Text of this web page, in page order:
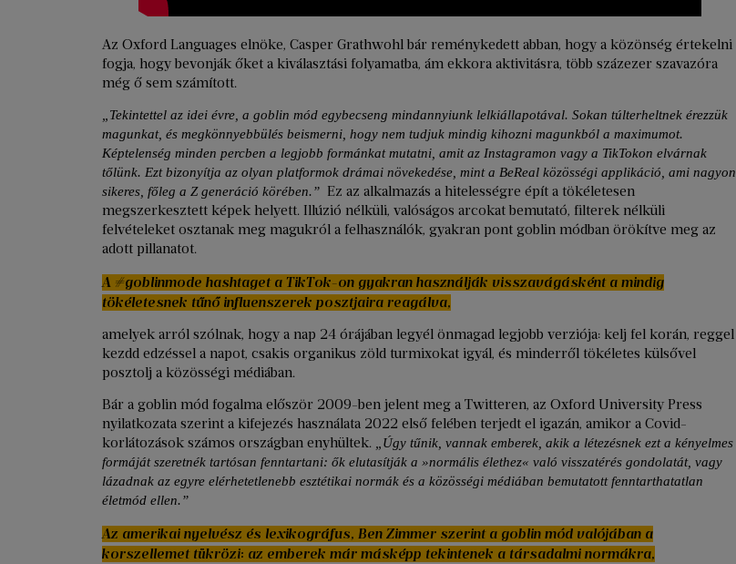
Az Oxford Languages elnöke, Casper Grathwohl bár reménykedett abban, hogy a közönség értekelni
fogja, hogy bevonják őket a kiválasztási folyamatba, ám ekkora aktivitásra, több százezer szavazóra
még ő sem számított.
„Tekintettel az idei évre, a goblin mód egybecseng mindannyiunk lelkiállapotával. Sokan túlterheltnek érezzük
magunkat, és megkönnyebbülés beismerni, hogy nem tudjuk mindig kihozni magunkból a maximumot.
Képtelenség minden percben a legjobb formánkat mutatni, amit az Instagramon vagy a TikTokon elvárnak
tőlünk. Ezt bizonyítja az olyan platformok drámai növekedése, mint a BeReal közösségi applikáció, ami nagyon
sikeres, főleg a Z generáció körében.” Ez az alkalmazás a hitelességre épít a tökéletesen
megszerkesztett képek helyett. Illúzió nélküli, valóságos arcokat bemutató, filterek nélküli
felvételeket osztanak meg magukról a felhasználók, gyakran pont goblin módban örökítve meg az
adott pillanatot.
A #goblinmode hashtaget a TikTok-on gyakran használják visszavágásként a mindig
tökéletesnek tűnő influenszerek posztjaira reagálva,
amelyek arról szólnak, hogy a nap 24 órájában legyél önmagad legjobb verziója: kelj fel korán, reggel
kezdd edzéssel a napot, csakis organikus zöld turmixokat igyál, és minderről tökéletes külsővel
posztolj a közösségi médiában.
Bár a goblin mód fogalma először 2009-ben jelent meg a Twitteren, az Oxford University Press
nyilatkozata szerint a kifejezés használata 2022 első felében terjedt el igazán, amikor a Covid-
korlátozások számos országban enyhültek. „Úgy tűnik, vannak emberek, akik a létezésnek ezt a kényelmes
formáját szeretnék tartósan fenntartani: ők elutasítják a »normális élethez« való visszatérés gondolatát, vagy
lázadnak az egyre elérhetetlenebb esztétikai normák és a közösségi médiában bemutatott fenntarthatatlan
életmód ellen.”
Az amerikai nyelvész és lexikográfus, Ben Zimmer szerint a goblin mód valójában a
korszellemet tükrözi: az emberek már másképp tekintenek a társadalmi normákra,